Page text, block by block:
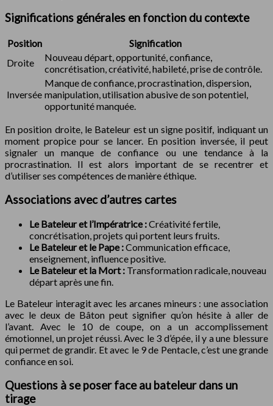
Significations générales en fonction du contexte
Position
Signification
Droite
Nouveau départ, opportunité, confiance,
concrétisation, créativité, habileté, prise de contrôle.
Inversée
Manque de confiance, procrastination, dispersion,
manipulation, utilisation abusive de son potentiel,
opportunité manquée.
En position droite, le Bateleur est un signe positif, indiquant un
moment propice pour se lancer. En position inversée, il peut
signaler un manque de confiance ou une tendance à la
procrastination. Il est alors important de se recentrer et
d’utiliser ses compétences de manière éthique.
Associations avec d’autres cartes
Le Bateleur et l’Impératrice :Créativité fertile,
concrétisation, projets qui portent leurs fruits.
Le Bateleur et le Pape :Communication efficace,
enseignement, influence positive.
Le Bateleur et la Mort : Transformation radicale, nouveau
départ après une fin.
Le Bateleur interagit avec les arcanes mineurs : une association
avec le deux de Bâton peut signifier qu’on hésite à aller de
l’avant. Avec le 10 de coupe, on a un accomplissement
émotionnel, un projet réussi. Avec le 3 d’épée, il y a une blessure
qui permet de grandir. Et avec le 9 de Pentacle, c’est une grande
confiance en soi.
Questions à se poser face au bateleur dans un
tirage